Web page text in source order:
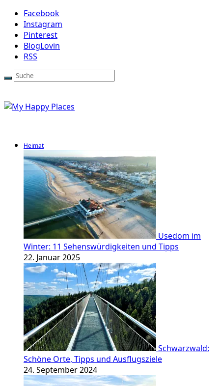
Facebook
Instagram
Pinterest
BlogLovin
RSS
Heimat
Usedom im
Winter: 11 Sehenswürdigkeiten und Tipps
22. Januar 2025
Schwarzwald:
Schöne Orte, Tipps und Ausflugsziele
24. September 2024